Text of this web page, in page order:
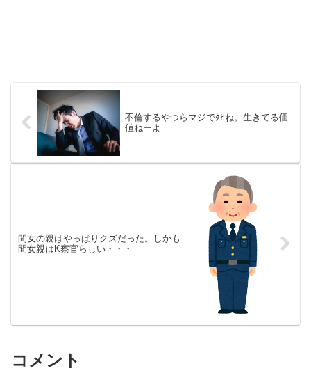
不倫するやつらマジでﾀﾋね。生きてる価
値ねーよ
間女の親はやっぱりクズだった。しかも
間女親はK察官らしい・・・
コメント